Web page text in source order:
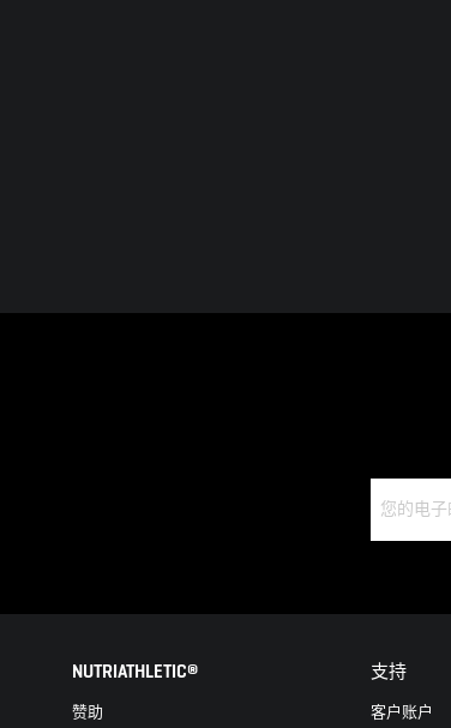
NUTRIATHLETIC®
赞助
支持
客户账户